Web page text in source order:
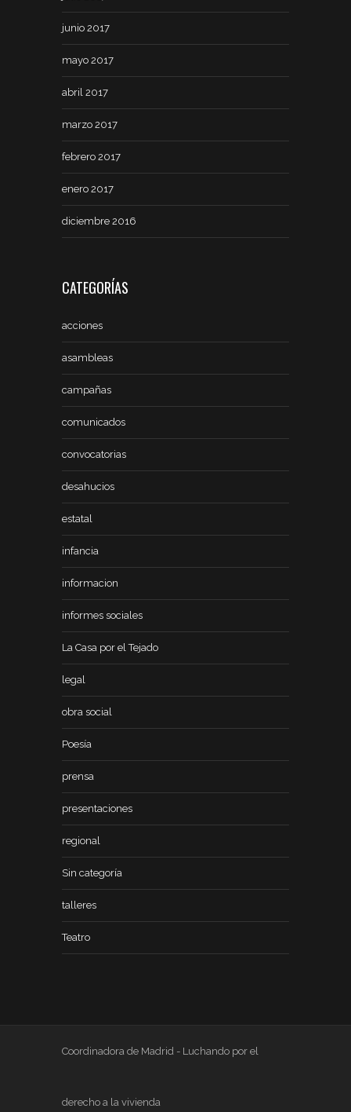
junio 2017
mayo 2017
abril 2017
marzo 2017
febrero 2017
enero 2017
diciembre 2016
CATEGORÍAS
acciones
asambleas
campañas
comunicados
convocatorias
desahucios
estatal
infancia
informacion
informes sociales
La Casa por el Tejado
legal
obra social
Poesía
prensa
presentaciones
regional
Sin categoría
talleres
Teatro
Coordinadora de Madrid - Luchando por el
derecho a la vivienda